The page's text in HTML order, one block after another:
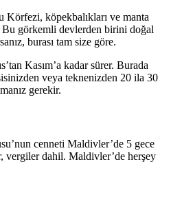
köpekbalıkları ve manta
görkemli devlerden birini doğal
burası tam size göre.
Kasım’a kadar sürer. Burada
veya teknenizden 20 ila 30
gerekir.
cenneti Maldivler’de 5 gece
vergiler dahil. Maldivler’de herşey